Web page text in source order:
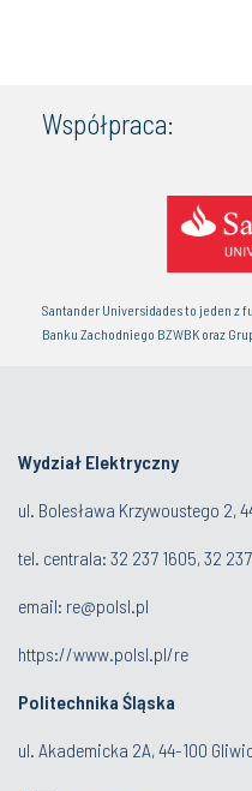
Współpraca:
Santander Universidades to jeden z
Banku Zachodniego BZWBK oraz
Wydział Elektryczny
ul. Bolesława Krzywoustego 2,
tel. centrala: 32 237 1605, 32
email: re@polsl.pl
https://www.polsl.pl/re
Politechnika Śląska
ul. Akademicka 2A, 44-100